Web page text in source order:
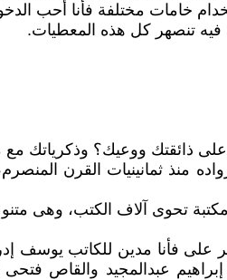
خامات مختلفة فأنا أحب
فيه تنصهر كل هذه المعطيات.
ذائقتك ووعيك؟ وذكرياتك
منذ ثمانينيات القرن
تحوى آلاف الكتب، وهى
على فأنا مدين للكاتب
إبراهيم عبدالمجيد والقاص